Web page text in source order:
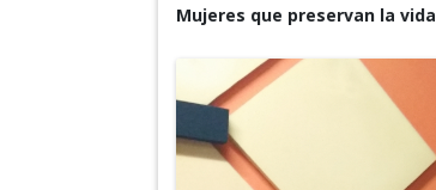
Mujeres que preservan la vida